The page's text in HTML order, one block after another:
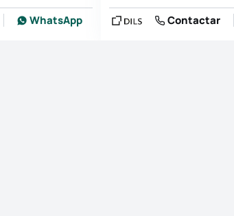
WhatsApp
Contactar